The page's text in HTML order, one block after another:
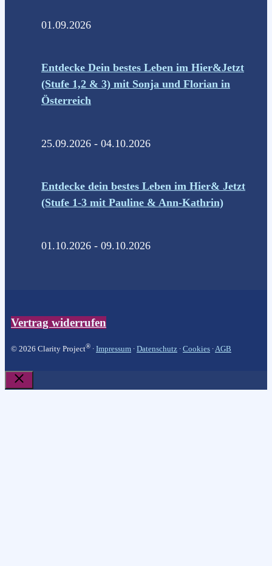
01.09.2026
Entdecke Dein bestes Leben im Hier&Jetzt
(Stufe 1,2 & 3) mit Sonja und Florian in
Österreich
25.09.2026 - 04.10.2026
Entdecke dein bestes Leben im Hier& Jetzt
(Stufe 1-3 mit Pauline & Ann-Kathrin)
01.10.2026 - 09.10.2026
Vertrag widerrufen
© 2026 Clarity Project® ∙ Impressum ∙ Datenschutz ∙ Cookies ∙AGB
Schließen